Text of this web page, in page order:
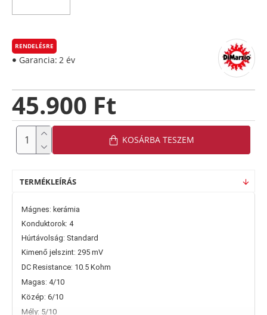
45.900 Ft
RENDELÉSRE
Garancia: 2 év
KOSÁRBA TESZEM
TERMÉKLEÍRÁS
Mágnes: kerámia
Konduktorok: 4
Húrtávolság: Standard
Kimenő jelszint: 295 mV
DC Resistance: 10.5 Kohm
Magas: 4/10
Közép: 6/10
Mély: 5/10